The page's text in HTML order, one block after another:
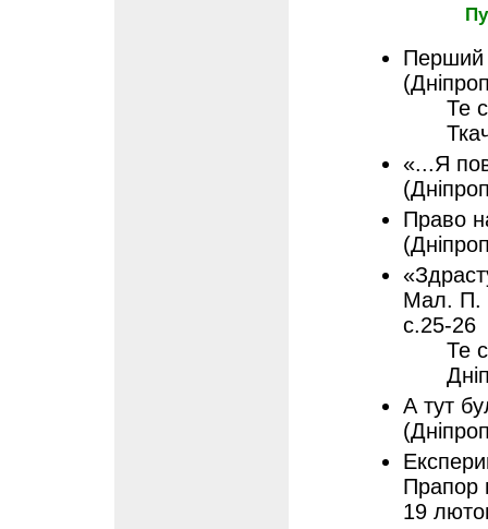
Перший
Те
«...Я
Право
Мал. П.
с.25-26
Те
А тут
Прапор
19